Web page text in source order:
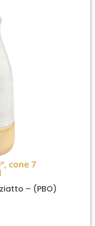
– (PBO)